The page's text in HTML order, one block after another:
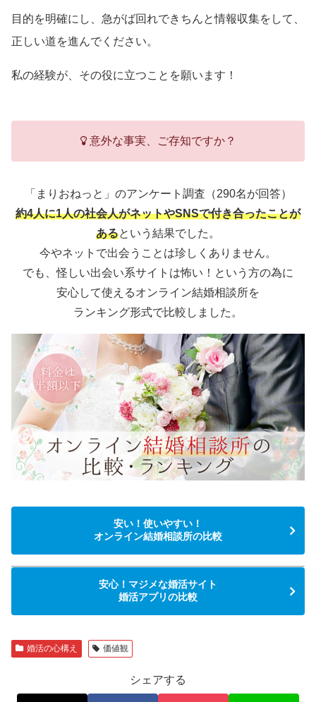
目的を明確にし、急がば回れできちんと情報収集をして、
正しい道を進んでください。
私の経験が、その役に立つことを願います！
意外な事実、ご存知ですか？
「まりおねっと」のアンケート調査（290名が回答）
約4人に1人の社会人がネットやSNSで付き合ったことが
あるという結果でした。
今やネットで出会うことは珍しくありません。
でも、怪しい出会い系サイトは怖い！という方の為に
安心して使えるオンライン結婚相談所を
ランキング形式で比較しました。
安い！使いやすい！
オンライン結婚相談所の比較
安心！マジメな婚活サイト
婚活アプリの比較
婚活の心構え 価値観
シェアする